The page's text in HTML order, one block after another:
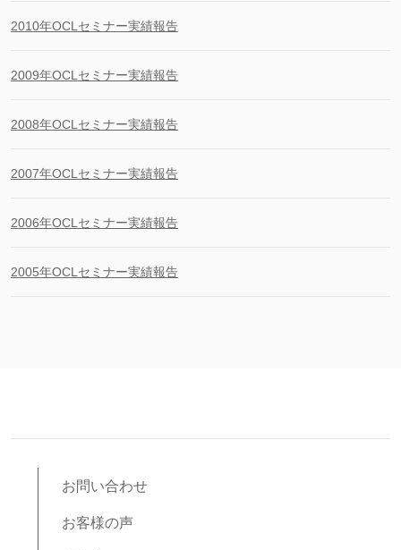
2010年OCLセミナー実績報告
2009年OCLセミナー実績報告
2008年OCLセミナー実績報告
2007年OCLセミナー実績報告
2006年OCLセミナー実績報告
2005年OCLセミナー実績報告
お問い合わせ
お客様の声